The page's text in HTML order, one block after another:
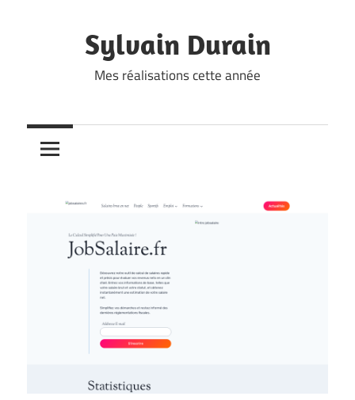
Sylvain Durain
Mes réalisations cette année